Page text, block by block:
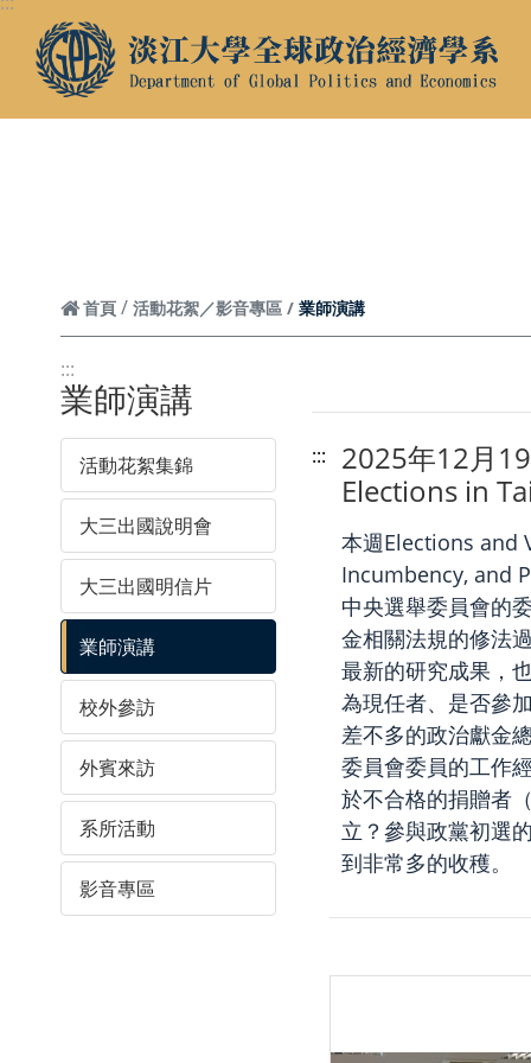
跳到頁面主要內容區
首頁 活動花絮／影音專區 業師演講
:::
業師演講
活動花絮集錦
大三出國說明會
大三出國明信片
業師演講
校外參訪
外賓來訪
系所活動
影音專區
:::
2025年12月
Elections in
本週Elections and
Incumbency, and
中央選舉委員會的
金相關法規的修法
最新的研究成果，
為現任者、是否參
差不多的政治獻金
委員會委員的工作
於不合格的捐贈者
立？參與政黨初選
到非常多的收穫。